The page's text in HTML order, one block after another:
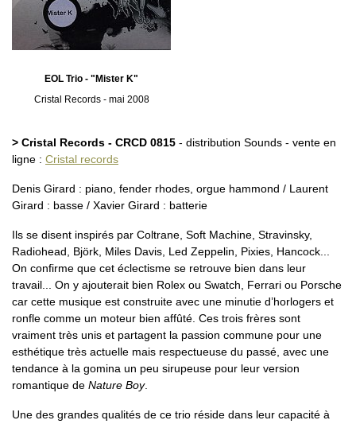
EOL Trio - "Mister K"
Cristal Records - mai 2008
> Cristal Records - CRCD 0815 - distribution Sounds - vente en
ligne : Cristal records
Denis Girard : piano, fender rhodes, orgue hammond / Laurent
Girard : basse / Xavier Girard : batterie
Ils se disent inspirés par Coltrane, Soft Machine, Stravinsky,
Radiohead, Björk, Miles Davis, Led Zeppelin, Pixies, Hancock...
On confirme que cet éclectisme se retrouve bien dans leur
travail... On y ajouterait bien Rolex ou Swatch, Ferrari ou Porsche
car cette musique est construite avec une minutie d’horlogers et
ronfle comme un moteur bien affûté. Ces trois frères sont
vraiment très unis et partagent la passion commune pour une
esthétique très actuelle mais respectueuse du passé, avec une
tendance à la gomina un peu sirupeuse pour leur version
romantique de Nature Boy.
Une des grandes qualités de ce trio réside dans leur capacité à